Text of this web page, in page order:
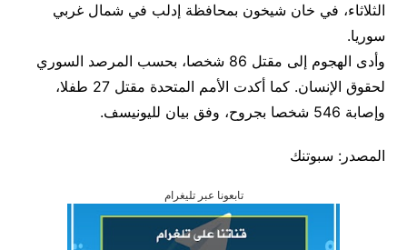
الثلاثاء، في خان شيخون بمحافظة إدلب في شمال غربي
سوريا.
وأدى الهجوم إلى مقتل 86 شخصا، بحسب المرصد السوري
لحقوق الإنسان. كما أكدت الأمم المتحدة مقتل 27 طفلا،
وإصابة 546 شخصا بجروح، وفق بيان لليونيسف.
المصدر: سبوتنك
تابعونا عبر تليغرام